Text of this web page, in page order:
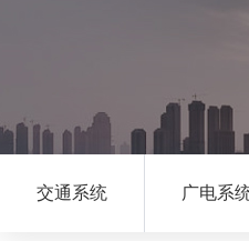
交通系统 广电系